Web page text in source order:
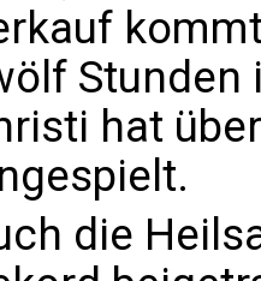
Stunden
hat
die